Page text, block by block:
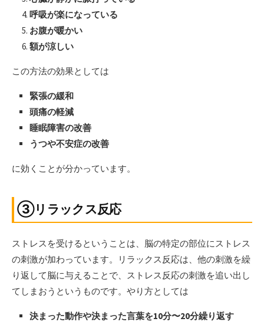
呼吸が楽になっている
お腹が暖かい
額が涼しい
この方法の効果としては
緊張の緩和
頭痛の軽減
睡眠障害の改善
うつや不安症の改善
に効くことが分かっています。
③リラックス反応
ストレスを受けるということは、脳の特定の部位にストレス
の刺激が加わっています。リラックス反応は、他の刺激を繰
り返して脳に与えることで、ストレス反応の刺激を追い出し
てしまおうというものです。やり方としては
決まった動作や決まった言葉を10分〜20分繰り返す